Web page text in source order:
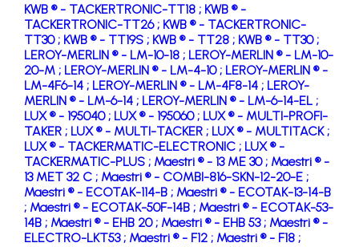
KWB ® - TACKERTRONIC-TT18 ; KWB ® -
TACKERTRONIC-TT26 ; KWB ® - TACKERTRONIC-
TT30 ; KWB ® - TT19S ; KWB ® - TT28 ; KWB ® - TT30 ;
LEROY-MERLIN ® - LM-10-18 ; LEROY-MERLIN ® - LM-10-
20-M ; LEROY-MERLIN ® - LM-4-10 ; LEROY-MERLIN ® -
LM-4F6-14 ; LEROY-MERLIN ® - LM-4F8-14 ; LEROY-
MERLIN ® - LM-6-14 ; LEROY-MERLIN ® - LM-6-14-EL ;
LUX ® - 195040 ; LUX ® - 195060 ; LUX ® - MULTI-PROFI-
TAKER ; LUX ® - MULTI-TACKER ; LUX ® - MULTITACK ;
LUX ® - TACKERMATIC-ELECTRONIC ; LUX ® -
TACKERMATIC-PLUS ; Maestri ® - 13 ME 30 ; Maestri ® -
13 MET 32 C ; Maestri ® - COMBI-816-SKN-12-20-E ;
Maestri ® - ECOTAK-114-B ; Maestri ® - ECOTAK-13-14-B
; Maestri ® - ECOTAK-50F-14B ; Maestri ® - ECOTAK-53-
14B ; Maestri ® - EHB 20 ; Maestri ® - EHB 53 ; Maestri ® -
ELECTRO-LKT53 ; Maestri ® - F12 ; Maestri ® - F18 ;